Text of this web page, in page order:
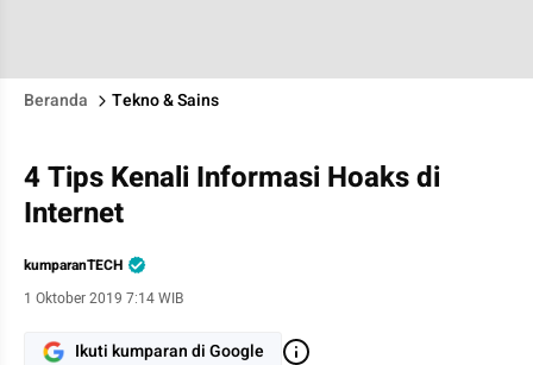
Beranda Tekno & Sains
4 Tips Kenali Informasi Hoaks di
Internet
kumparanTECH
1 Oktober 2019 7:14 WIB
Ikuti kumparan di Google